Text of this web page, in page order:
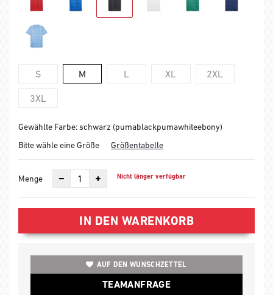
S M L XL 2XL
3XL
Gewählte Farbe: schwarz (pumablackpumawhiteebony)
Bitte wähle eine Größe
Größentabelle
Menge Nicht länger verfügbar
IN DEN WARENKORB
AUF DEN WUNSCHZETTEL
TEAMANFRAGE